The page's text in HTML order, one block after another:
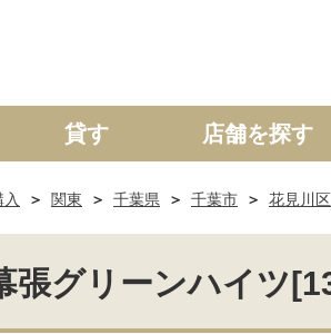
マンション 土地
貸す 店舗を探す
関東 千葉県 千葉市 花見川区
張グリーンハイツ